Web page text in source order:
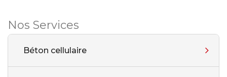
Nos Services
Béton cellulaire